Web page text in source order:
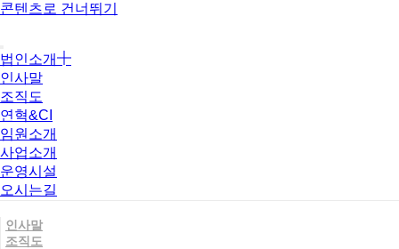
콘텐츠로 건너뛰기
법인소개
인사말
조직도
연혁&CI
임원소개
사업소개
운영시설
오시는길
인사말
조직도